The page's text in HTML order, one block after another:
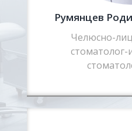
Румянцев
Челюсно-
стоматолог-